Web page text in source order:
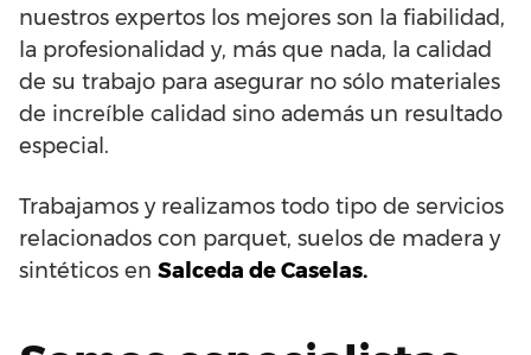
nuestros expertos los mejores son la fiabilidad,
la profesionalidad y, más que nada, la calidad
de su trabajo para asegurar no sólo materiales
de increíble calidad sino además un resultado
especial.
Trabajamos y realizamos todo tipo de servicios
relacionados con parquet, suelos de madera y
sintéticos en Salceda de Caselas.